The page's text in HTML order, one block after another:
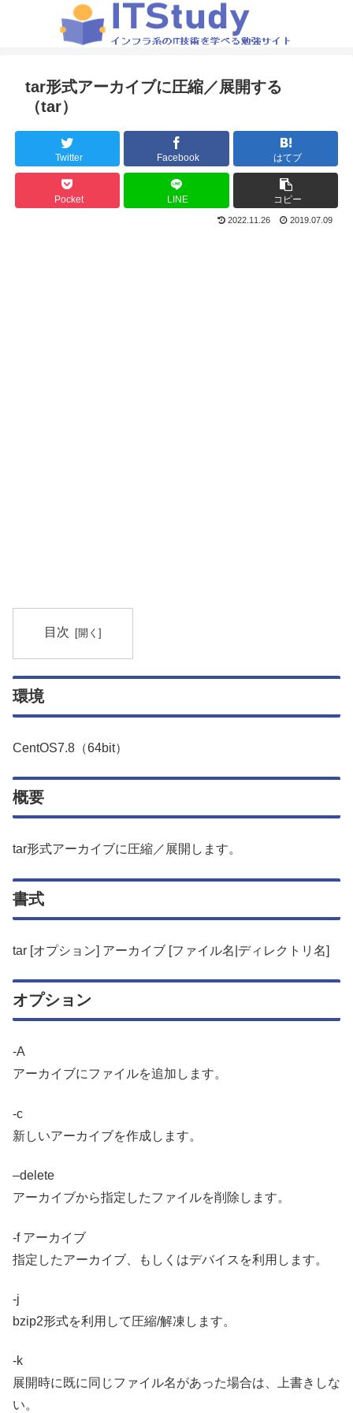
tar形式アーカイブに圧縮／展開する
（tar）
Twitter Facebook はてブ
Pocket LINE コピー
2022.11.26 2019.07.09
目次
環境
CentOS7.8（64bit）
概要
tar形式アーカイブに圧縮／展開します。
書式
tar [オプション] アーカイブ [ファイル名|ディレクトリ名]
オプション
-A
アーカイブにファイルを追加します。
-c
新しいアーカイブを作成します。
–delete
アーカイブから指定したファイルを削除します。
-f アーカイブ
指定したアーカイブ、もしくはデバイスを利用します。
-j
bzip2形式を利用して圧縮/解凍します。
-k
展開時に既に同じファイル名があった場合は、上書きしな
い。